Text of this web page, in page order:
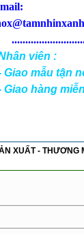
viên :
Giao mẫu tận
Giao hàng
THƯƠNG MẠI